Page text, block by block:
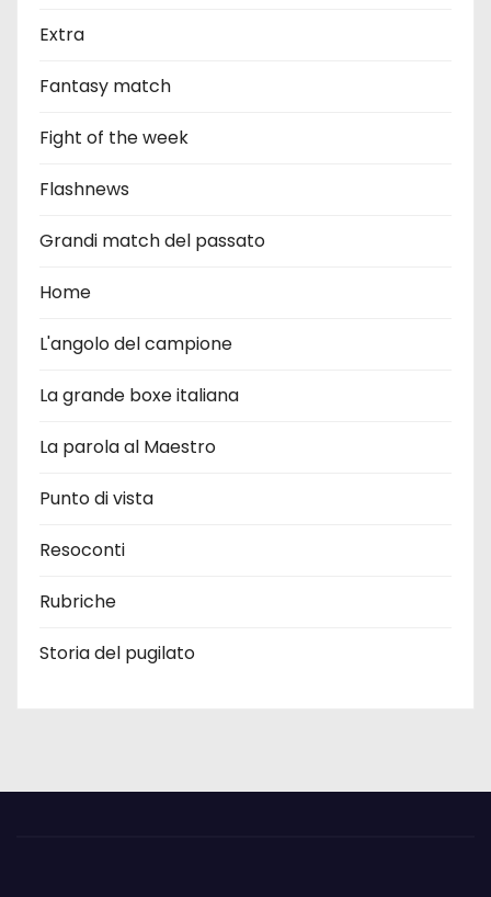
Extra
Fantasy match
Fight of the week
Flashnews
Grandi match del passato
Home
L'angolo del campione
La grande boxe italiana
La parola al Maestro
Punto di vista
Resoconti
Rubriche
Storia del pugilato